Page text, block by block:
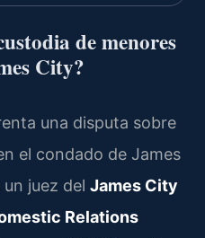
de menores
City?
una disputa sobre
el condado de James
juez del James City
Relations